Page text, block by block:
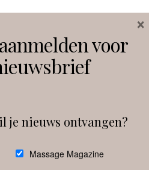
Follow on Instagram
voor
je nieuws ontvangen?
Massage Magazine
×